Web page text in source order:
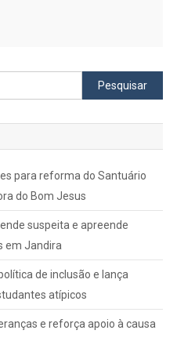
Pesquisar
por:
para reforma do Santuário
do Bom Jesus
suspeita e apreende
em Jandira
de inclusão e lança
atípicos
e reforça apoio à causa